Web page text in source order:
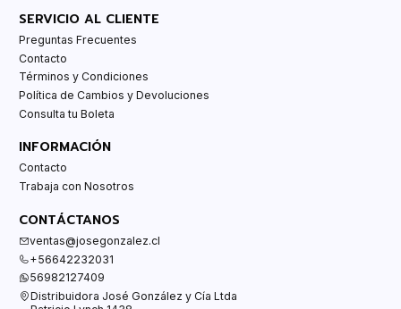
SERVICIO AL CLIENTE
Preguntas Frecuentes
Contacto
Términos y Condiciones
Política de Cambios y Devoluciones
Consulta tu Boleta
INFORMACIÓN
Contacto
Trabaja con Nosotros
CONTÁCTANOS
ventas@josegonzalez.cl
+56642232031
56982127409
Distribuidora José González y Cía Ltda